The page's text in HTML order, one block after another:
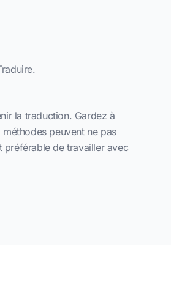
la traduction. Gardez à
peuvent ne pas
préférable de travailler avec